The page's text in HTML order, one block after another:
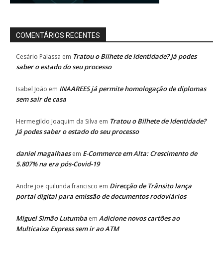
COMENTÁRIOS RECENTES
Cesário Palassa em Tratou o Bilhete de Identidade? Já podes
saber o estado do seu processo
Isabel João em INAAREES já permite homologação de diplomas
sem sair de casa
Hermegildo Joaquim da Silva em Tratou o Bilhete de Identidade?
Já podes saber o estado do seu processo
daniel magalhaesem E-Commerce em Alta: Crescimento de
5.807% na era pós-Covid-19
Andre joe quilunda francisco em Direcção de Trânsito lança
portal digital para emissão de documentos rodoviários
Miguel Simão Lutumba em Adicione novos cartões ao
Multicaixa Express sem ir ao ATM